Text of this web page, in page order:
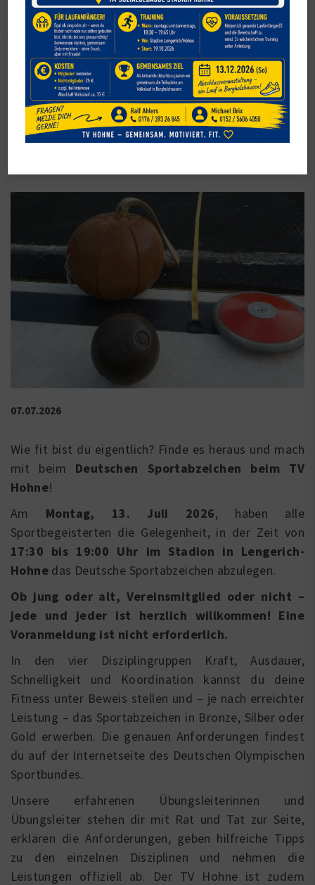
Leichtathletik
Deutsches Sportabzeichen 2026 –
07.07.2026
Wie fit bist du eigentlich? Finde es heraus und mach
mit beim Deutschen Sportabzeichen beim TV
Hohne!
Am Montag, 13. Juli 2026, haben alle
Sportbegeisterten die Gelegenheit, in der Zeit von
17:30 bis 19:00 Uhr im Stadion in Lengerich-
Hohne das Deutsche Sportabzeichen abzulegen.
Ob jung oder alt, Vereinsmitglied oder nicht –
jede und jeder ist herzlich willkommen! Eine
Voranmeldung ist nicht erforderlich.
In den vier Disziplingruppen Kraft, Ausdauer,
Schnelligkeit und Koordination kannst du deine
Fitness unter Beweis stellen und – je nach erreichter
Leistung – das Sportabzeichen in Bronze, Silber oder
Gold erwerben. Die genauen Anforderungen findest
du auf der Internetseite des Deutschen Olympischen
Sportbundes.
Unsere erfahrenen Übungsleiterinnen und
Übungsleiter stehen dir mit Rat und Tat zur Seite,
erklären die Anforderungen, geben hilfreiche Tipps
zu den einzelnen Disziplinen und nehmen die
Leistungen offiziell ab. Der TV Hohne ist zudem